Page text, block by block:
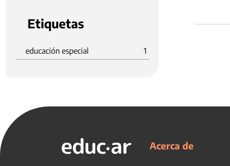
Etiquetas
educación especial 1
Acerca de